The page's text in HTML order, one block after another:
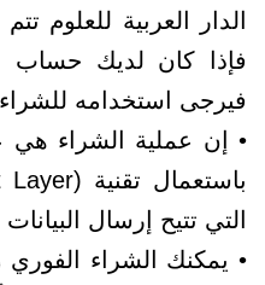
الدار العربية للعلوم
فإذا كان لديك حساب
فيرجى استخدامه للشراء
التي تتيح إرسال
• يمكنك الشراء الفوري